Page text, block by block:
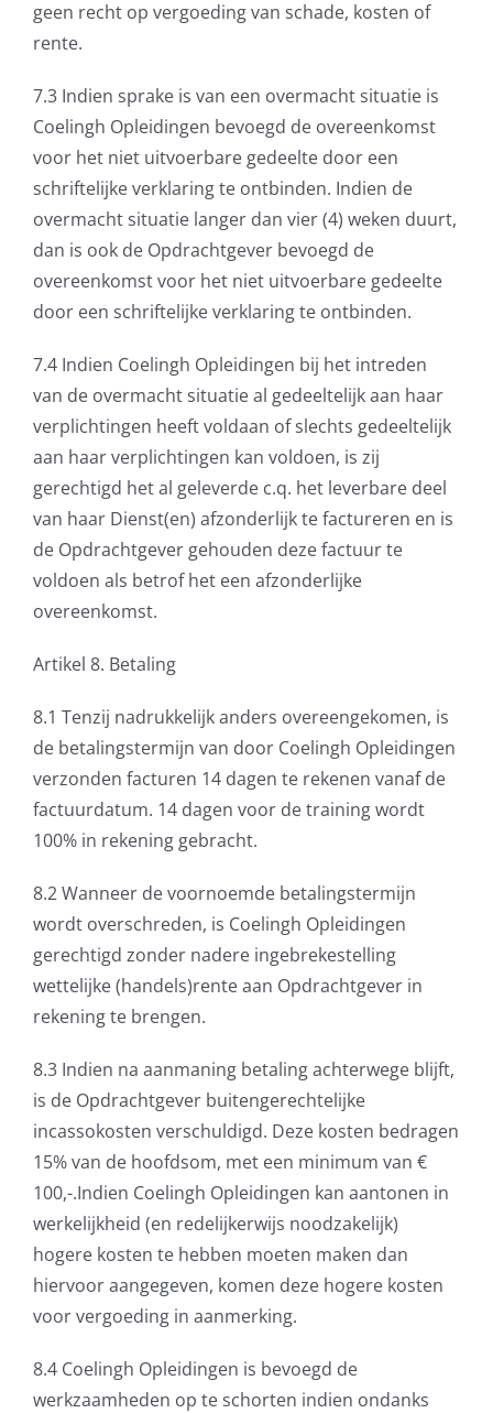
geen recht op vergoeding van schade, kosten of
rente.
7.3 Indien sprake is van een overmacht situatie is
Coelingh Opleidingen bevoegd de overeenkomst
voor het niet uitvoerbare gedeelte door een
schriftelijke verklaring te ontbinden. Indien de
overmacht situatie langer dan vier (4) weken duurt,
dan is ook de Opdrachtgever bevoegd de
overeenkomst voor het niet uitvoerbare gedeelte
door een schriftelijke verklaring te ontbinden.
7.4 Indien Coelingh Opleidingen bij het intreden
van de overmacht situatie al gedeeltelijk aan haar
verplichtingen heeft voldaan of slechts gedeeltelijk
aan haar verplichtingen kan voldoen, is zij
gerechtigd het al geleverde c.q. het leverbare deel
van haar Dienst(en) afzonderlijk te factureren en is
de Opdrachtgever gehouden deze factuur te
voldoen als betrof het een afzonderlijke
overeenkomst.
Artikel 8. Betaling
8.1 Tenzij nadrukkelijk anders overeengekomen, is
de betalingstermijn van door Coelingh Opleidingen
verzonden facturen 14 dagen te rekenen vanaf de
factuurdatum. 14 dagen voor de training wordt
100% in rekening gebracht.
8.2 Wanneer de voornoemde betalingstermijn
wordt overschreden, is Coelingh Opleidingen
gerechtigd zonder nadere ingebrekestelling
wettelijke (handels)rente aan Opdrachtgever in
rekening te brengen.
8.3 Indien na aanmaning betaling achterwege blijft,
is de Opdrachtgever buitengerechtelijke
incassokosten verschuldigd. Deze kosten bedragen
15% van de hoofdsom, met een minimum van €
100,-.Indien Coelingh Opleidingen kan aantonen in
werkelijkheid (en redelijkerwijs noodzakelijk)
hogere kosten te hebben moeten maken dan
hiervoor aangegeven, komen deze hogere kosten
voor vergoeding in aanmerking.
8.4 Coelingh Opleidingen is bevoegd de
werkzaamheden op te schorten indien ondanks